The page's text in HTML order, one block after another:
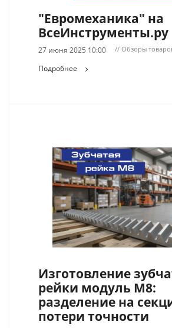
"Евромеханика" на
ВсеИнструменты.ру
27 июня 2025 10:00 // Обзоры
Подробнее
Изготовление
рейки модуль М8:
разделение на
потери точности